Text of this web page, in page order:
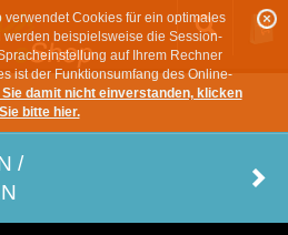
verwendet Cookies für ein optimales
werden beispielsweise die Session-
auf Ihrem Rechner
ist der Funktionsumfang des Online-
Sie damit nicht einverstanden, klicken
Sie bitte hier.
/